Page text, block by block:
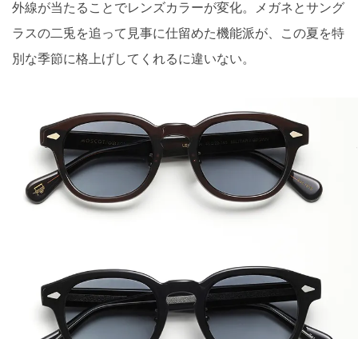
外線が当たることでレンズカラーが変化。メガネとサング
ラスの二兎を追って見事に仕留めた機能派が、この夏を特
別な季節に格上げしてくれるに違いない。